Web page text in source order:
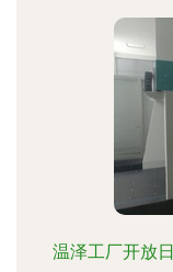
温泽工厂开放